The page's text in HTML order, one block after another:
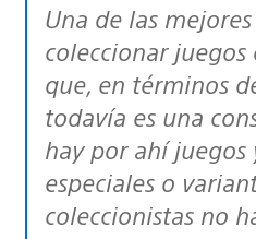
Una de las mejores cosas de
coleccionar juegos
que, en términos
todavía es una
hay por ahí juegos
especiales o
coleccionistas no